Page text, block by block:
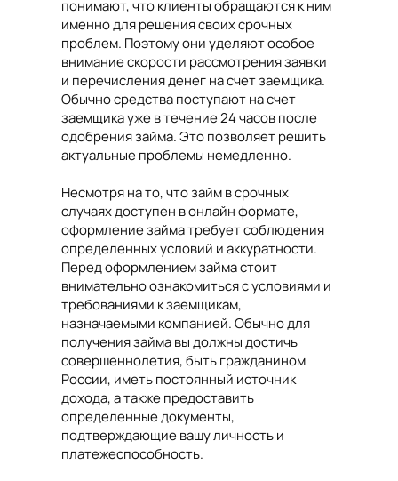
понимают, что клиенты обращаются к ним
именно для решения своих срочных
проблем. Поэтому они уделяют особое
внимание скорости рассмотрения заявки
и перечисления денег на счет заемщика.
Обычно средства поступают на счет
заемщика уже в течение 24 часов после
одобрения займа. Это позволяет решить
актуальные проблемы немедленно.
Несмотря на то, что займ в срочных
случаях доступен в онлайн формате,
оформление займа требует соблюдения
определенных условий и аккуратности.
Перед оформлением займа стоит
внимательно ознакомиться с условиями и
требованиями к заемщикам,
назначаемыми компанией. Обычно для
получения займа вы должны достичь
совершеннолетия, быть гражданином
России, иметь постоянный источник
дохода, а также предоставить
определенные документы,
подтверждающие вашу личность и
платежеспособность.